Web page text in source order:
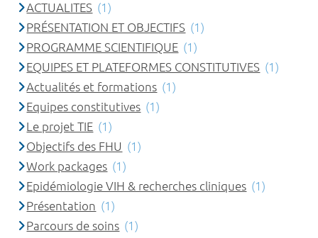
ACTUALITES (1)
PRÉSENTATION ET OBJECTIFS (1)
PROGRAMME SCIENTIFIQUE (1)
EQUIPES ET PLATEFORMES CONSTITUTIVES (1)
Actualités et formations (1)
Equipes constitutives (1)
Le projet TIE (1)
Objectifs des FHU (1)
Work packages (1)
Epidémiologie VIH & recherches cliniques (1)
Présentation (1)
Parcours de soins (1)